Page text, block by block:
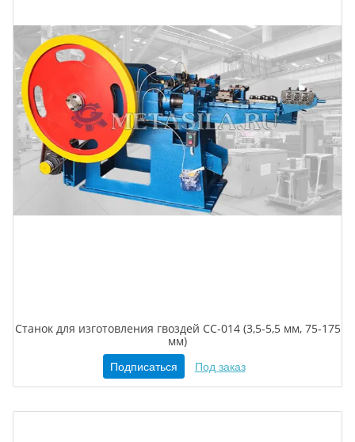
Станок для изготовления гвоздей CC-014 (3,5-5,5 мм, 75-175
мм)
Подписаться Под заказ